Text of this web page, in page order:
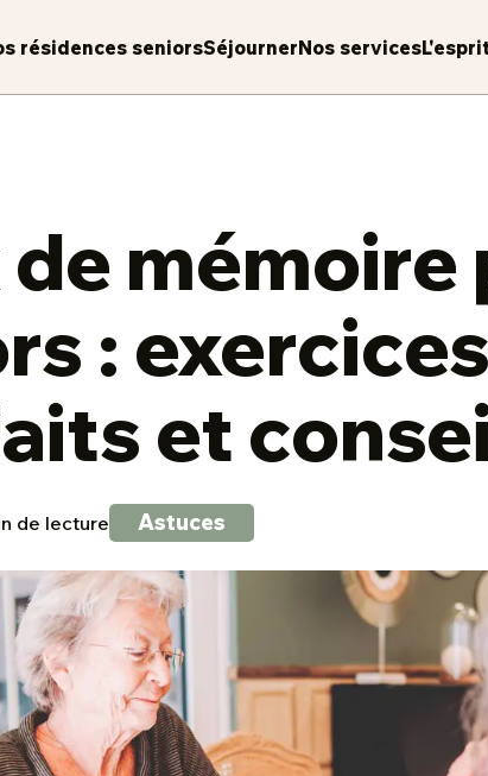
résidences seniorsSéjournerNos services
mémoire
:
et
de lecture Astuces